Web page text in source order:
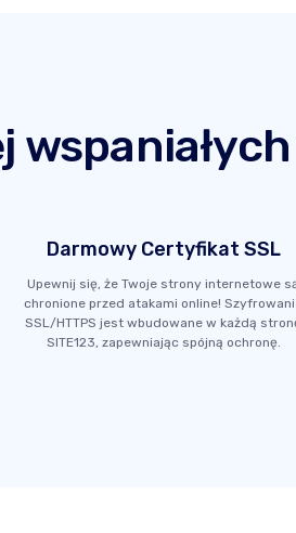
Darmowy Certyfikat SSL
Upewnij się, że Twoje strony internetowe
chronione przed atakami online!
SSL/HTTPS jest wbudowane w każdą
SITE123, zapewniając spójną ochronę.